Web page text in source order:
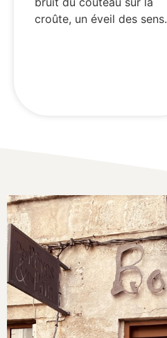
croûte, un éveil des sens.